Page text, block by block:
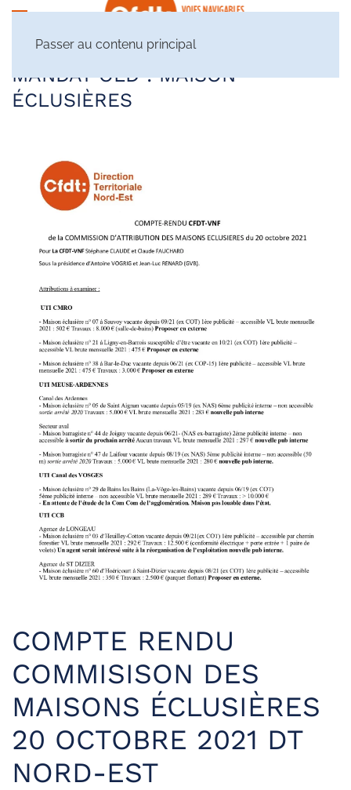
Passer au contenu principal
MANDAT OLD :MAISON
ÉCLUSIÈRES
COMPTE RENDU
COMMISISON DES
MAISONS ÉCLUSIÈRES
20 OCTOBRE 2021 DT
NORD-EST